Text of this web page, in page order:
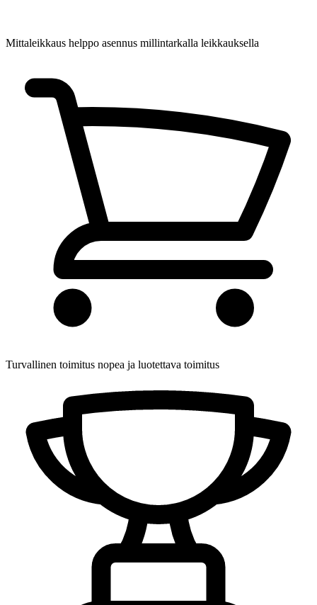
Mittaleikkaus helppo asennus millintarkalla leikkauksella
Turvallinen toimitus nopea ja luotettava toimitus